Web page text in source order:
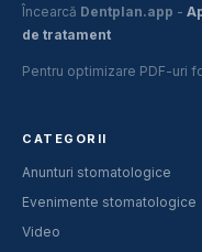
Încearcă Dentplan.app -
de tratament
Pentru optimizare PDF-uri
CATEGORII
Anunturi stomatologice
Evenimente stomatologice
Video